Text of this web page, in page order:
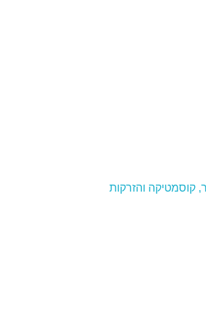
קוסמטיקה והזרקות